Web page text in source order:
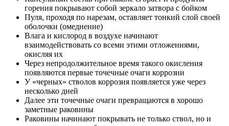
горения покрывают собой зеркало затвора с бойком
Пуля, проходя по нарезам, оставляет тонкий слой своей
оболочки (омеднение)
Влага и кислород в воздухе начинают
взаимодействовать со всеми этими отложениями,
окисляя их
Через непродолжительное время такого окисления
появляются первые точечные очаги коррозии
У «черных» стволов коррозия появляется уже через
несколько дней
Далее эти точечные очаги превращаются в хорошо
заметные раковины
Раковины начинают покрывать не только ствол, но и